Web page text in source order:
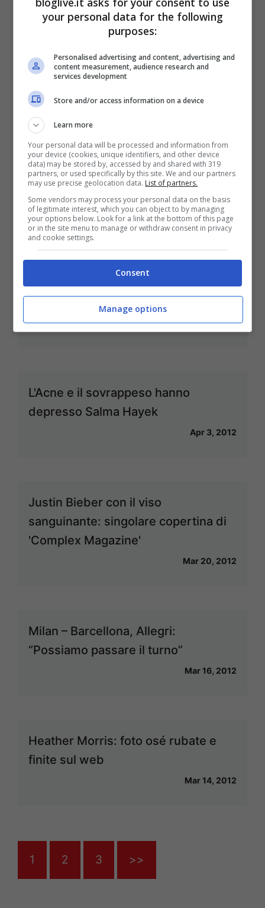
tatua Berlusconi sul braccio
20 anni senza Audrey Hepburn
Olivia Culpo: fisico perfetto e viso
d'angelo, è lei la nuova Miss America
Giu 6, 2012
Monica Bellucci: "Viva le rughe"
Apr 26, 2012
L'Acne e il sovrappeso hanno
depresso Salma Hayek
Apr 3, 2012
Justin Bieber con il viso
sanguinante: singolare copertina di
'Complex Magazine'
Mar 20, 2012
Milan – Barcellona, Allegri:
“Possiamo passare il turno”
Mar 16, 2012
Heather Morris: foto osé rubate e
finite sul web
Mar 14, 2012
1 2 3 >>
your personal data for the following
purposes:
Personalised advertising and content, advertising and
content measurement, audience research and
services development
Store and/or access information on a device
Learn more
Your personal data will be processed and information from
your device (cookies, unique identifiers, and other device
data) may be stored by, accessed by and shared with 319
partners, or used specifically by this site. We and our partners
may use precise geolocation data. List of partners.
Some vendors may process your personal data on the basis
of legitimate interest, which you can object to by managing
your options below. Look for a link at the bottom of this page
or in the site menu to manage or withdraw consent in privacy
and cookie settings.
Consent
Manage options